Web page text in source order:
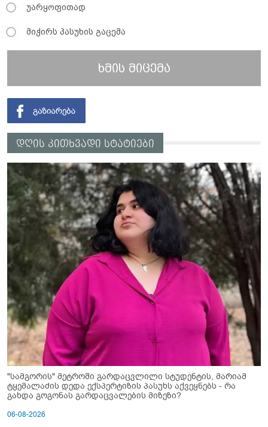
უარყოფითად
მიჭირს პასუხის გაცემა
ხმის მიცემა
დღის კითხვადი სტატიები
"სამგორის" მეტროში გარდაცვლილი სტუდენტის, მარიამ
ტყემალაძის დედა ექსპერტიზის პასუხს აქვეყნებს - რა
გახდა გოგონას გარდაცვალების მიზეზი?
06-08-2026